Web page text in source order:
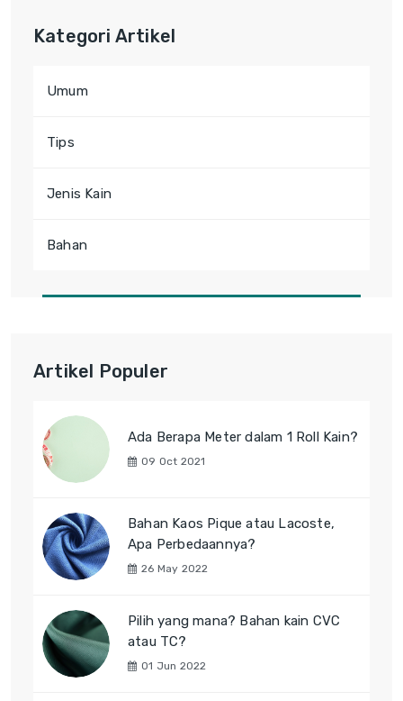
Kategori Artikel
Umum
Tips
Jenis Kain
Bahan
Artikel Populer
Ada Berapa Meter dalam 1 Roll Kain?
09 Oct 2021
Bahan Kaos Pique atau Lacoste,
Apa Perbedaannya?
26 May 2022
Pilih yang mana? Bahan kain CVC
atau TC?
01 Jun 2022